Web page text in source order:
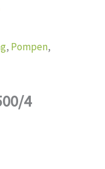
, Pompen,
4